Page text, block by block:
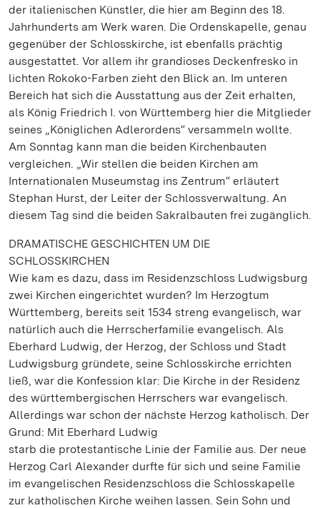
der italienischen Künstler, die hier am Beginn des 18.
Jahrhunderts am Werk waren. Die Ordenskapelle, genau
gegenüber der Schlosskirche, ist ebenfalls prächtig
ausgestattet. Vor allem ihr grandioses Deckenfresko in
lichten Rokoko-Farben zieht den Blick an. Im unteren
Bereich hat sich die Ausstattung aus der Zeit erhalten,
als König Friedrich I. von Württemberg hier die Mitglieder
seines „Königlichen Adlerordens“ versammeln wollte.
Am Sonntag kann man die beiden Kirchenbauten
vergleichen. „Wir stellen die beiden Kirchen am
Internationalen Museumstag ins Zentrum“ erläutert
Stephan Hurst, der Leiter der Schlossverwaltung. An
diesem Tag sind die beiden Sakralbauten frei zugänglich.
DRAMATISCHE GESCHICHTEN UM DIE
SCHLOSSKIRCHEN
Wie kam es dazu, dass im Residenzschloss Ludwigsburg
zwei Kirchen eingerichtet wurden? Im Herzogtum
Württemberg, bereits seit 1534 streng evangelisch, war
natürlich auch die Herrscherfamilie evangelisch. Als
Eberhard Ludwig, der Herzog, der Schloss und Stadt
Ludwigsburg gründete, seine Schlosskirche errichten
ließ, war die Konfession klar: Die Kirche in der Residenz
des württembergischen Herrschers war evangelisch.
Allerdings war schon der nächste Herzog katholisch. Der
Grund: Mit Eberhard Ludwig
starb die protestantische Linie der Familie aus. Der neue
Herzog Carl Alexander durfte für sich und seine Familie
im evangelischen Residenzschloss die Schlosskapelle
zur katholischen Kirche weihen lassen. Sein Sohn und